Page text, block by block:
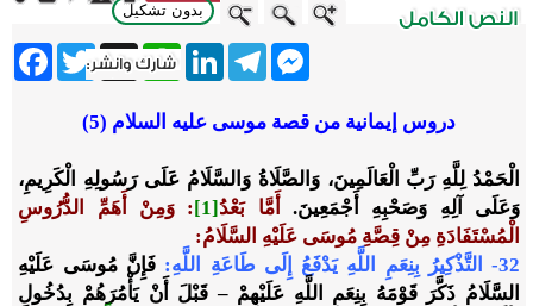
بدون تشكيل
Twitter X
WhatsApp
LinkedInTelegram
Messenger
دروس إيمانية من قصة موسى عليه السلام (5)
الْحَمْدُ لِلَّهِ رَبِّ الْعَالَمِينَ، وَالصَّلَاةُ وَالسَّلَامُ عَلَى رَسُولِهِ الْكَرِيمِ،
وَعَلَى آلِهِ وَصَحْبِهِ أَجْمَعِينَ.
أَمَّا بَعْدُ[1]
: وَمِنْ أَهَمِّ الدُّرُوسِ
الْمُسْتَفَادَةِ مِنْ قِصَّةِ مُوسَى عَلَيْهِ السَّلَامُ:
32- التَّذْكِيرُ بِنِعَمِ اللَّهِ يَدْفَعُ إِلَى طَاعَةِ اللَّهِ:
فَإِنَّ مُوسَى عَلَيْهِ
السَّلَامُ ذَكَّرَ قَوْمَهُ بِنِعَمِ اللَّهِ عَلَيْهِمْ – قَبْلَ أَنْ يَأْمُرَهُمْ بِدُخُولِ